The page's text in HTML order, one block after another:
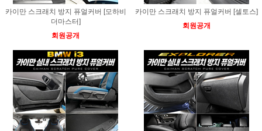
카이만 스크래치 방지 퓨얼커버 [모하비
더마스터]
회원공개
카이만 스크래치 방지 퓨얼커버 [셀토스]
회원공개